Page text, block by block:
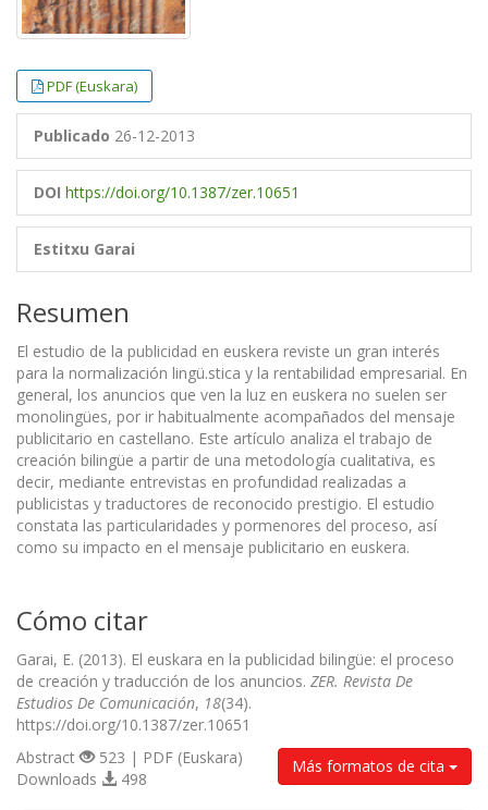
PDF (Euskara)
Publicado 26-12-2013
DOI https://doi.org/10.1387/zer.10651
Estitxu Garai
Resumen
El estudio de la publicidad en euskera reviste un gran interés
para la normalización lingü.stica y la rentabilidad empresarial. En
general, los anuncios que ven la luz en euskera no suelen ser
monolingües, por ir habitualmente acompañados del mensaje
publicitario en castellano. Este artículo analiza el trabajo de
creación bilingüe a partir de una metodología cualitativa, es
decir, mediante entrevistas en profundidad realizadas a
publicistas y traductores de reconocido prestigio. El estudio
constata las particularidades y pormenores del proceso, así
como su impacto en el mensaje publicitario en euskera.
Cómo citar
Garai, E. (2013). El euskara en la publicidad bilingüe: el proceso
de creación y traducción de los anuncios. ZER. Revista De
Estudios De Comunicación, 18(34).
https://doi.org/10.1387/zer.10651
Más formatos de cita
Abstract
523 | PDF (Euskara)
Downloads
498